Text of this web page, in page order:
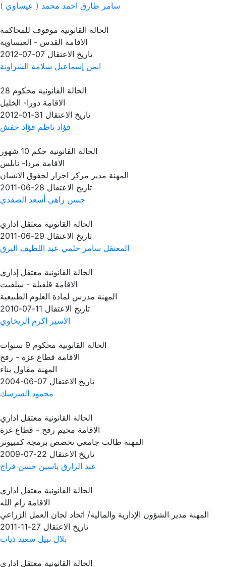
سامر طارق احمد محمد ( عيساوي )
الحالة القانونية موقوف للمحاكمة
الاقامة القدس - العيساوية
تاريخ الاعتقال 07-07-2012
ايمن إسماعيل سلامة الشراونة
الحالة القانونية محكوم 28
الاقامة دورا- الخليل
تاريخ الاعتقال 31-01-2012
فؤاد ناظم فؤاد خفش
الحالة القانونية حكم 10 شهور
الاقامة مردا- نابلس
المهنة مدير مركز احرار لحقوق الانسان
تاريخ الاعتقال 28-06-2011
حسن زاهي أسعد الصفدي
الحالة القانونية معتقل اداري
تاريخ الاعتقال 29-06-2011
المعتقل سامر حلمي عبد اللطيف البرق
الحالة القانونية معتقل إداري
الاقامة قلقيلة - سلفيت
المهنة مدرس لمادة العلوم الطبيعية
تاريخ الاعتقال 11-07-2010
الاسير اكرم الريخاوي
الحالة القانونية محكوم 9 سنوات
الاقامة قطاع غزة - رفح
المهنة مقاول بناء
تاريخ الاعتقال 07-06-2004
محمود السرسك
الحالة القانونية معتقل اداري
الاقامة مخيم رفح - قطاع غزة
المهنة طالب جامعي تخصص برمجة كمبيوتر
تاريخ الاعتقال 22-07-2009
عبد الرازق ياسين حسن فراج
الحالة القانونية معتقل اداري
الاقامة رام الله
المهنة مدير الشؤون الإدارية والمالية/ اتحاد لجان العمل الزراعي
تاريخ الاعتقال 27-11-2011
بلال نبيل سعيد ذياب
الحالة القانونية معتقل اداري